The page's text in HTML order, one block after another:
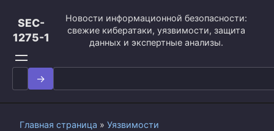
контенту
SEC-
1275-1
Новости информационной безопасности:
свежие кибератаки, уязвимости, защита
данных и экспертные анализы.
Search
for:
Главная страница » Уязвимости